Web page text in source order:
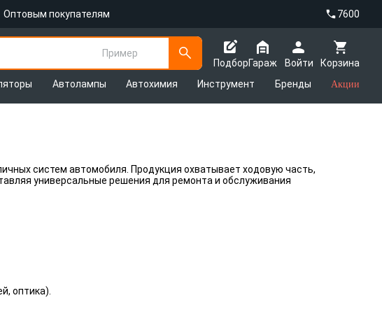
Оптовым покупателям 7600
Пример
Подбор
Корзина
Гараж
Войти
Автолампы Автохимия Инструмент Бренды Акции
систем автомобиля. Продукция охватывает ходовую часть,
универсальные решения для ремонта и обслуживания
оптика).